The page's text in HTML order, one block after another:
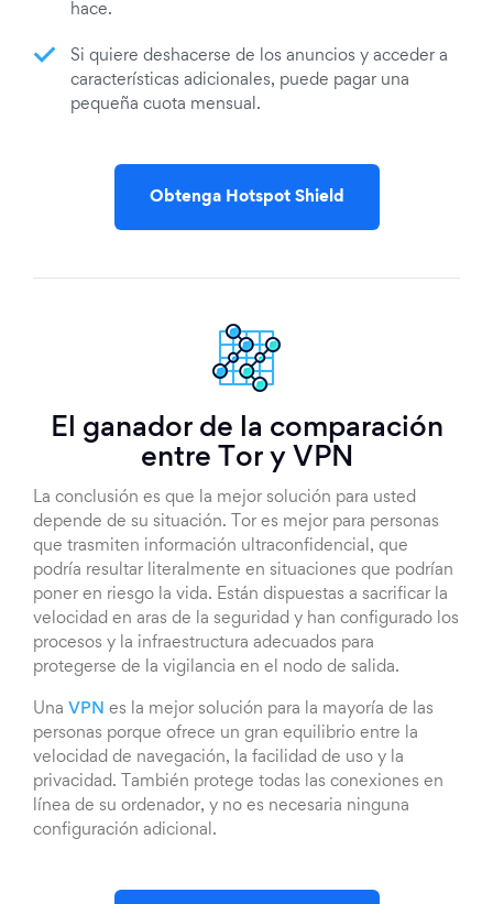
hace.
Si quiere deshacerse de los anuncios y acceder a
características adicionales, puede pagar una
pequeña cuota mensual.
Obtenga Hotspot Shield
El ganador de la comparación
entre Tor y VPN
La conclusión es que la mejor solución para usted
depende de su situación. Tor es mejor para personas
que trasmiten información ultraconfidencial, que
podría resultar literalmente en situaciones que podrían
poner en riesgo la vida. Están dispuestas a sacrificar la
velocidad en aras de la seguridad y han configurado los
procesos y la infraestructura adecuados para
protegerse de la vigilancia en el nodo de salida.
Una VPN es la mejor solución para la mayoría de las
personas porque ofrece un gran equilibrio entre la
velocidad de navegación, la facilidad de uso y la
privacidad. También protege todas las conexiones en
línea de su ordenador, y no es necesaria ninguna
configuración adicional.